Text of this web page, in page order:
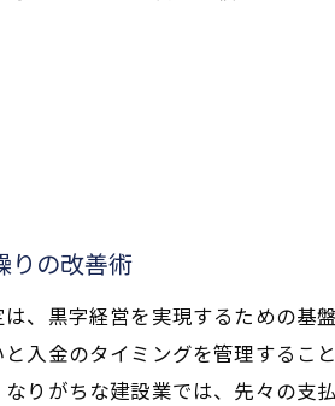
りの改善術
、黒字経営を実現するための基盤
入金のタイミングを管理するこ
りがちな建設業では、先々の支